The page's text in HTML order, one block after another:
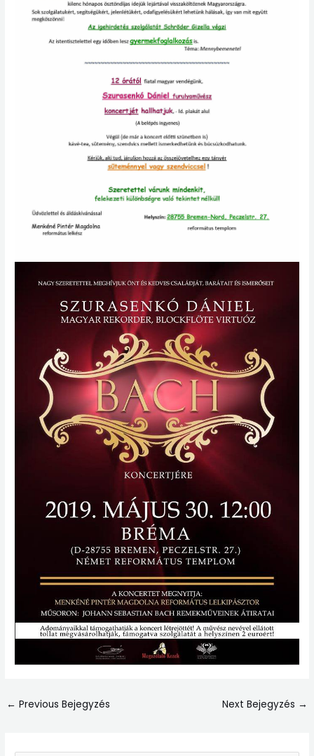
← Previous Bejegyzés Next Bejegyzés →